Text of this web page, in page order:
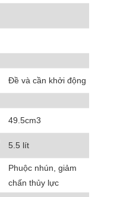
Đề và cần khởi động
49.5cm3
5.5 lít
Phuộc nhún, giảm
chấn thủy lực